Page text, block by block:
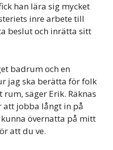
han lära sig mycket
inre arbete till
beslut och inrätta sitt
badrum och en
jag ska berätta för folk
säger Erik. Räknas
att jobba långt in på
övernatta på mitt
att du ve.